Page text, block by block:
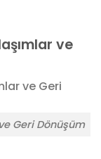
ve
Geri Dönüşüm